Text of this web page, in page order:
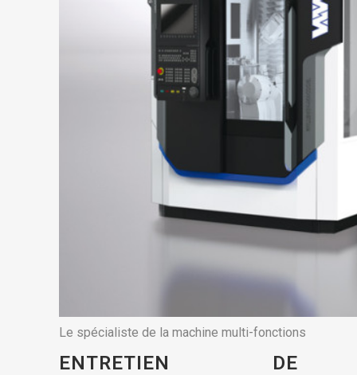
Le spécialiste de la machine multi-fonctions
ENTRETIEN DE